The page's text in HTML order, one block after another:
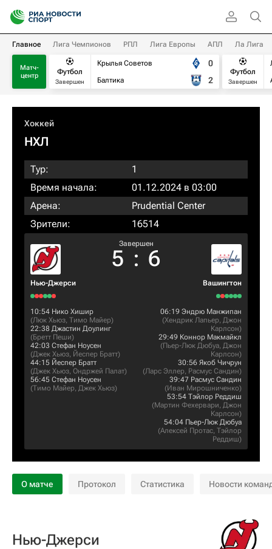
Главное Лига Чемпионов РПЛ Лига Европы АПЛ Ла Лига
Матч-
центр
Футбол
Завершен
Крылья Советов
Балтика
0
2
Футбол
Завершен
Хоккей
НХЛ
Тур:
1
Время начала:
01.12.2024 в 03:00
Арена:
Prudential Center
Зрители:
16514
Нью-Джерси
Завершен
5 : 6
Вашингтон
10:54 Нико Хишир
(Люк Хьюз, Тимо Майер)
22:38 Джастин Доулинг
(Бретт Пеши)
42:03 Стефан Ноусен
(Джек Хьюз, Йеспер Братт)
44:15 Йеспер Братт
(Джек Хьюз, Ондржей Палат)
56:45 Стефан Ноусен
(Тимо Майер, Джек Хьюз)
06:19 Эндрю Манжипан
(Хендрик Лапьер, Джон
Карлсон)
29:49 Коннор Макмайкл
(Пьер-Люк Дюбуа, Джон
Карлсон)
30:56 Якоб Чичрун
(Ларс Эллер, Расмус Сандин)
39:47 Расмус Сандин
(Иван Мирошниченко)
53:54 Тэйлор Реддиш
(Мартин Фехервари, Джон
Карлсон)
54:04 Пьер-Люк Дюбуа
(Алексей Протас, Тэйлор
Реддиш)
О матче Протокол Статистика Новости
Нью-Джерси